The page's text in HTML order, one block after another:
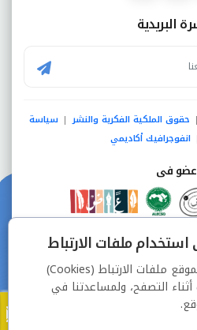
البريدية
| حقوق الملكية الفكرية والنشر | سياسة
انفوجرافيك أكاديمي
عضو فى
من خلالملفات الارتباط
يستخدم هذا الموقع ملفات الارتباط (Cookies)
التصفح، ولمساعدتنا في